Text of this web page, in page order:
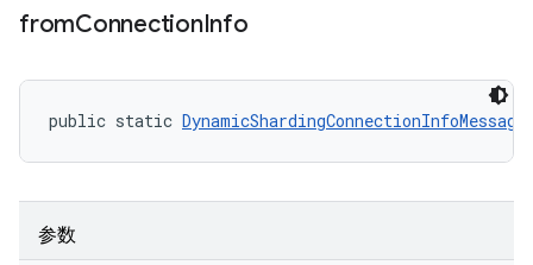
fromConnectionInfo
public static DynamicShardingConnectionInfoMessage
参数